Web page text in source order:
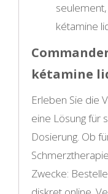
kétamine
kétamine
Erleben Sie die
eine Lösung für
Dosierung. Ob
Zwecke: